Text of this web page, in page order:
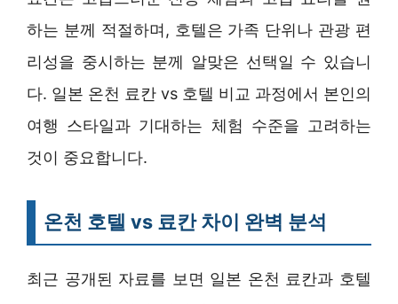
하는 분께 적절하며, 호텔은 가족 단위나 관광 편
리성을 중시하는 분께 알맞은 선택일 수 있습니
다. 일본 온천 료칸 vs 호텔 비교 과정에서 본인의
여행 스타일과 기대하는 체험 수준을 고려하는
것이 중요합니다.
온천 호텔 vs 료칸 차이 완벽 분석
최근 공개된 자료를 보면 일본 온천 료칸과 호텔